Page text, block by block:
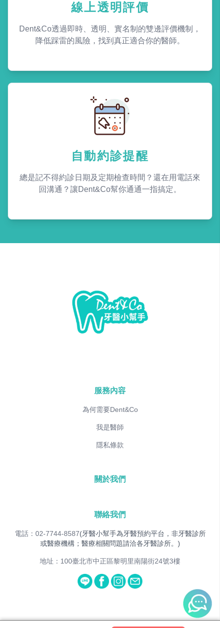
線上透明評價
Dent&Co透過即時、透明、實名制的雙邊評價機制，
降低踩雷的風險，找到真正適合你的醫師。
自動約診提醒
總是記不得約診日期及定期檢查時間？還在用電話來
回溝通？讓Dent&Co幫你通通一指搞定。
服務內容
為何需要Dent&Co
我是醫師
隱私條款
關於我們
聯絡我們
電話：02-7744-8587(牙醫小幫手為牙醫預約平台，非牙醫診所
或醫療機構；醫療相關問題請洽各牙醫診所。)
地址：100臺北市中正區黎明里南陽街24號3樓